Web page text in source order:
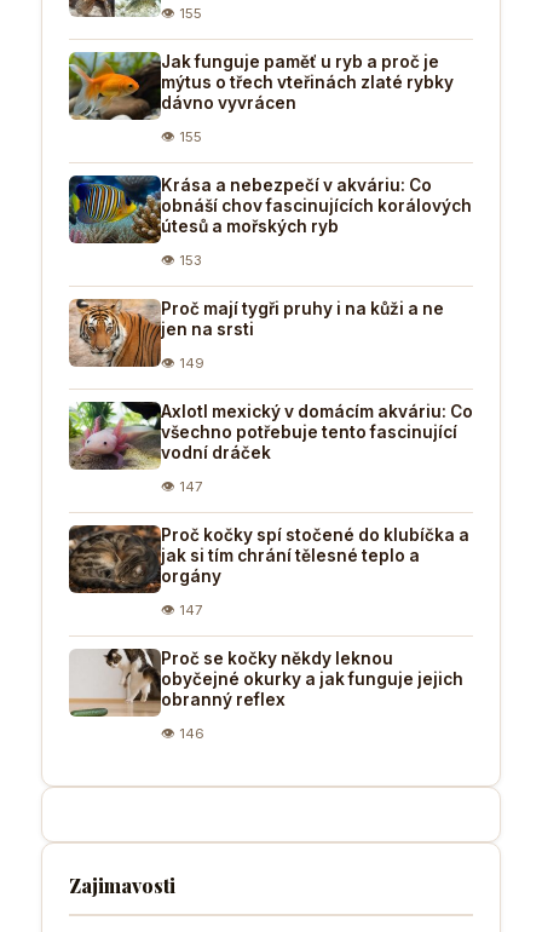
👁 155
Jak funguje paměť u ryb a proč je
mýtus o třech vteřinách zlaté rybky
dávno vyvrácen
👁 155
Krása a nebezpečí v akváriu: Co
obnáší chov fascinujících korálových
útesů a mořských ryb
👁 153
Proč mají tygři pruhy i na kůži a ne
jen na srsti
👁 149
Axlotl mexický v domácím akváriu: Co
všechno potřebuje tento fascinující
vodní dráček
👁 147
Proč kočky spí stočené do klubíčka a
jak si tím chrání tělesné teplo a
orgány
👁 147
Proč se kočky někdy leknou
obyčejné okurky a jak funguje jejich
obranný reflex
👁 146
Zajimavosti